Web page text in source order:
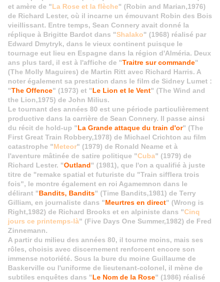
et amère de "La Rose et la flèche" (Robin and Marian,1976)
de Richard Lester, où il incarne un émouvant Robin des Bois
vieillissant. Entre temps, Sean Connery avait donné la
réplique à Brigitte Bardot dans "Shalako" (1968) réalisé par
Edward Dmytryk, dans le vieux continent puisque le
tournage eut lieu en Espagne dans la région d'Alméria. Deux
ans plus tard, il est à l'affiche de "Traitre sur commande"
(The Molly Maguires) de Martin Ritt avec Richard Harris. A
noter également sa prestation dans le film de Sidney Lumet :
"The Offence" (1973) et "Le Lion et le Vent" (The Wind and
the Lion,1975) de John Milius.
Le tournant des années 80 est une période particulièrement
productive dans la carrière de Sean Connery. Il passe ainsi
du récit de hold-up "La Grande attaque du train d'or" (The
First Great Train Robbery,1978) de Michael Crichton au film
catastrophe "Meteor" (1979) de Ronald Neame et à
l'aventure mâtinée de satire politique "Cuba" (1979) de
Richard Lester. "Outland" (1981), que l'on a qualifié à juste
titre de "remake spatial et futuriste du "Train sifflera trois
fois", le montre également en roi Agamemnon dans le
délirant "Bandits, Bandits" (Time Bandits,1981) de Terry
Gilliam, en journaliste dans "Meurtres en direct" (Wrong is
Right,1982) de Richard Brooks et en alpiniste dans "Cinq
jours ce printemps-là" (Five Days One Summer,1982) de Fred
Zinnemann.
A partir du milieu des années 80, il tourne moins, mais ses
rôles, choisis avec discernement renforcent encore son
immense notoriété. Sous la bure du moine Guillaume de
Baskerville ou l'uniforme de lieutenant-colonel, il mène de
subtiles enquêtes dans "Le Nom de la Rose" (1986) réalisé